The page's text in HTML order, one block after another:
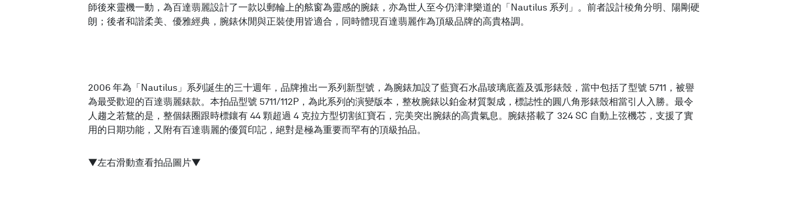
師後來靈機一動，為百達翡麗設計了一款以郵輪上的舷窗為靈感的腕錶，亦為世人至今仍津津樂道的「Nautilus 系列」。前者設計稜角分明、陽剛硬
朗；後者和諧柔美、優雅經典，腕錶休閒與正裝使用皆適合，同時體現百達翡麗作為頂級品牌的高貴格調。
2006 年為「Nautilus」系列誕生的三十週年，品牌推出一系列新型號，為腕錶加設了藍寶石水晶玻璃底蓋及弧形錶殼，當中包括了型號 5711，被譽
為最受歡迎的百達翡麗錶款。本拍品型號 5711/112P，為此系列的演變版本，整枚腕錶以鉑金材質製成，標誌性的圓八角形錶殼相當引人入勝。最令
人趨之若鶩的是，整個錶圈跟時標鑲有 44 顆超過 4 克拉方型切割紅寶石，完美突出腕錶的高貴氣息。腕錶搭載了 324 SC 自動上弦機芯，支援了實
用的日期功能，又附有百達翡麗的優質印記，絕對是極為重要而罕有的頂級拍品。
▼左右滑動查看拍品圖片▼